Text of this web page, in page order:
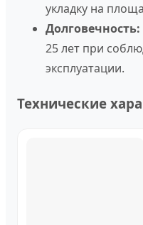
укладку на
Долговечность:
25 лет при
эксплуатации.
Технические